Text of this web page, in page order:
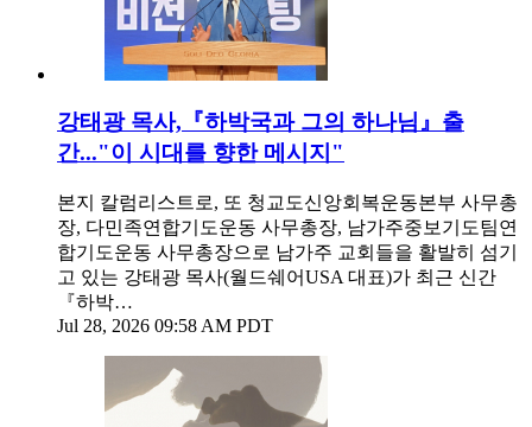
강태광 목사,『하박국과 그의 하나님』출
간..."이 시대를 향한 메시지"
본지 칼럼리스트로, 또 청교도신앙회복운동본부 사무총
장, 다민족연합기도운동 사무총장, 남가주중보기도팀연
합기도운동 사무총장으로 남가주 교회들을 활발히 섬기
고 있는 강태광 목사(월드쉐어USA 대표)가 최근 신간
『하박…
Jul 28, 2026 09:58 AM PDT